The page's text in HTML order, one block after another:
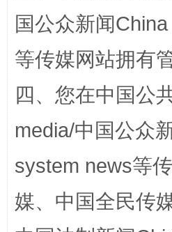
站台名比不上好声名
国公众新闻
等传媒网站拥有
四、您在中国公
media/中国公众
system news等
媒、中国全民传